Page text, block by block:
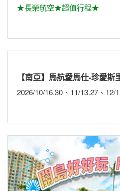
★長榮航空★超值行程★
【南亞】馬航愛馬仕-珍愛斯
2026/10/16.30、11/13.27、12/